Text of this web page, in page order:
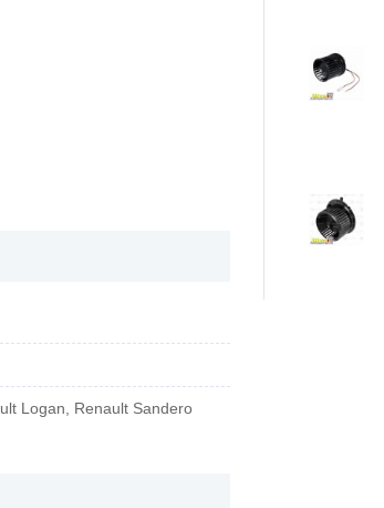
Logan, Renault Sandero